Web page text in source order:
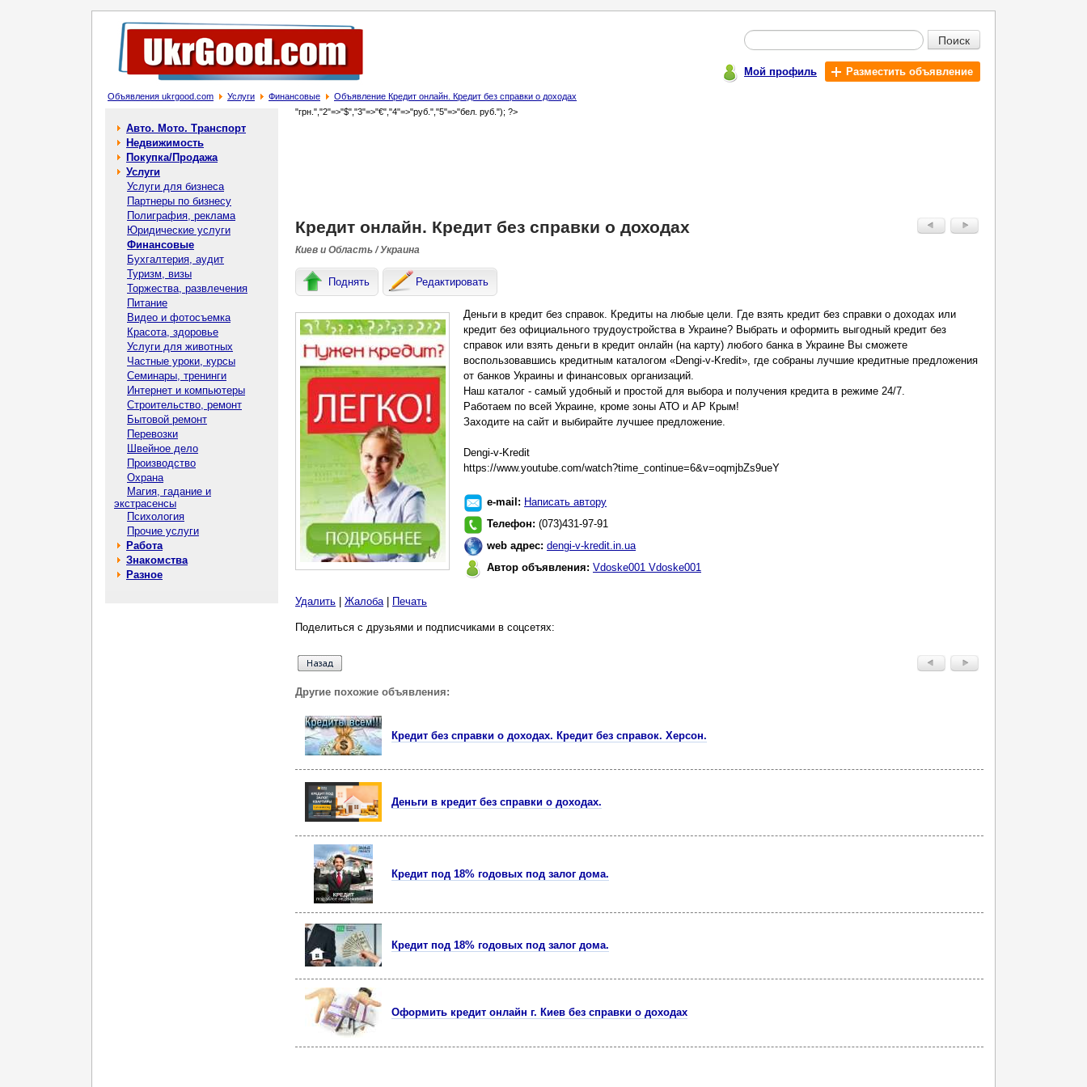
Поиск
Мой профиль Разместить объявление
Объявления ukrgood.com Услуги Финансовые Объявление Кредит онлайн. Кредит без справки о доходах
Авто. Мото. Транспорт
Недвижимость
Покупка/Продажа
Услуги
Услуги для бизнеса
Партнеры по бизнесу
Полиграфия, реклама
Юридические услуги
Финансовые
Бухгалтерия, аудит
Туризм, визы
Торжества, развлечения
Питание
Видео и фотосъемка
Красота, здоровье
Услуги для животных
Частные уроки, курсы
Семинары, тренинги
Интернет и компьютеры
Строительство, ремонт
Бытовой ремонт
Перевозки
Швейное дело
Производство
Охрана
Магия, гадание и
экстрасенсы
Психология
Прочие услуги
Работа
Знакомства
Разное
"грн.","2"=>"$","3"=>"€","4"=>"руб.","5"=>"бел. руб."); ?>
Кредит онлайн. Кредит без справки о доходах
Киев и Область / Украина
Поднять Редактировать
Деньги в кредит без справок. Кредиты на любые цели. Где взять кредит без справки о доходах или
кредит без официального трудоустройства в Украине? Выбрать и оформить выгодный кредит без
справок или взять деньги в кредит онлайн (на карту) любого банка в Украине Вы сможете
воспользовавшись кредитным каталогом «Dengi-v-Kredit», где собраны лучшие кредитные предложения
от банков Украины и финансовых организаций.
Наш каталог - самый удобный и простой для выбора и получения кредита в режиме 24/7.
Работаем по всей Украине, кроме зоны АТО и АР Крым!
Заходите на сайт и выбирайте лучшее предложение.
Dengi-v-Kredit
https://www.youtube.com/watch?time_continue=6&v=oqmjbZs9ueY
e-mail: Написать автору
Телефон: (073)431-97-91
web адрес: dengi-v-kredit.in.ua
Автор объявления: Vdoske001 Vdoske001
Удалить Жалоба| Печать
Поделиться с друзьями и подписчиками в соцсетях:
Другие похожие объявления:
Кредит без справки о доходах. Кредит без справок. Херсон.
Деньги в кредит без справки о доходах.
Кредит под 18% годовых под залог дома.
Кредит под 18% годовых под залог дома.
Оформить кредит онлайн г. Киев без справки о доходах